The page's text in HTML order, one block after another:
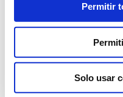
Permitir
Solo usar
Política de